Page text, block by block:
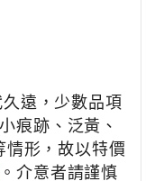
遠，少數品項
痕跡、泛黃、
形，故以特價
。介意者請謹慎